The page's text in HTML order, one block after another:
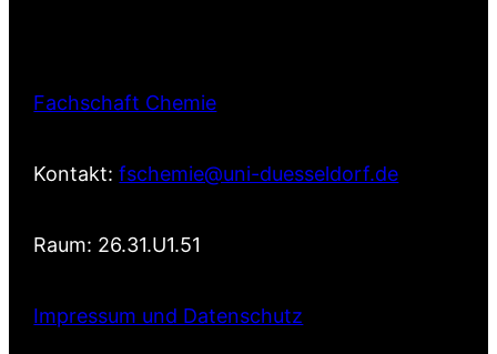
Fachschaft Chemie
Kontakt:fschemie@uni-duesseldorf.de
Raum: 26.31.U1.51
Impressum und Datenschutz